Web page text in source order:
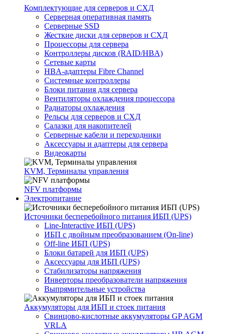
Комплектующие для серверов и СХД
Серверная оперативная память
Серверные SSD
Жесткие диски для серверов и СХД
Процессоры для сервера
Контроллеры дисков (RAID/HBA)
Сетевые карты
HBA-адаптеры Fibre Channel
Системные контроллеры
Блоки питания для сервера
Вентиляторы охлаждения процессора
Радиаторы охлаждения
Рельсы для серверов и СХД
Салазки для накопителей
Серверные кабели и переходники
Аксессуары и адаптеры для сервера
Видеокарты
KVM, Терминалы управления
NFV платформы
Электропитание
Источники бесперебойного питания ИБП (UPS)
Line-Interactive ИБП (UPS)
ИБП с двойным преобразованием (On-line)
Off-line ИБП (UPS)
Блоки батарей для ИБП (UPS)
Аксессуары для ИБП (UPS)
Стабилизаторы напряжения
Инверторы преобразователи напряжения
Выпрямительные устройства
Аккумуляторы для ИБП и стоек питания
Свинцово-кислотные аккумуляторы GP AGM
VRLA